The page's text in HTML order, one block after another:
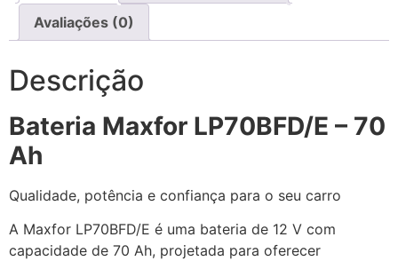
Avaliações (0)
Descrição
Bateria Maxfor LP70BFD/E – 70
Ah
Qualidade, potência e confiança para o seu carro
A Maxfor LP70BFD/E é uma bateria de 12 V com
capacidade de 70 Ah, projetada para oferecer